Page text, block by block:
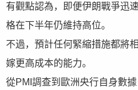
有觀點認為，即便伊朗戰爭迅
格在下半年仍維持高位。
不過，預計任何緊縮措施都
嫁更高成本的能力。
從PMI調查到歐洲央行自身數